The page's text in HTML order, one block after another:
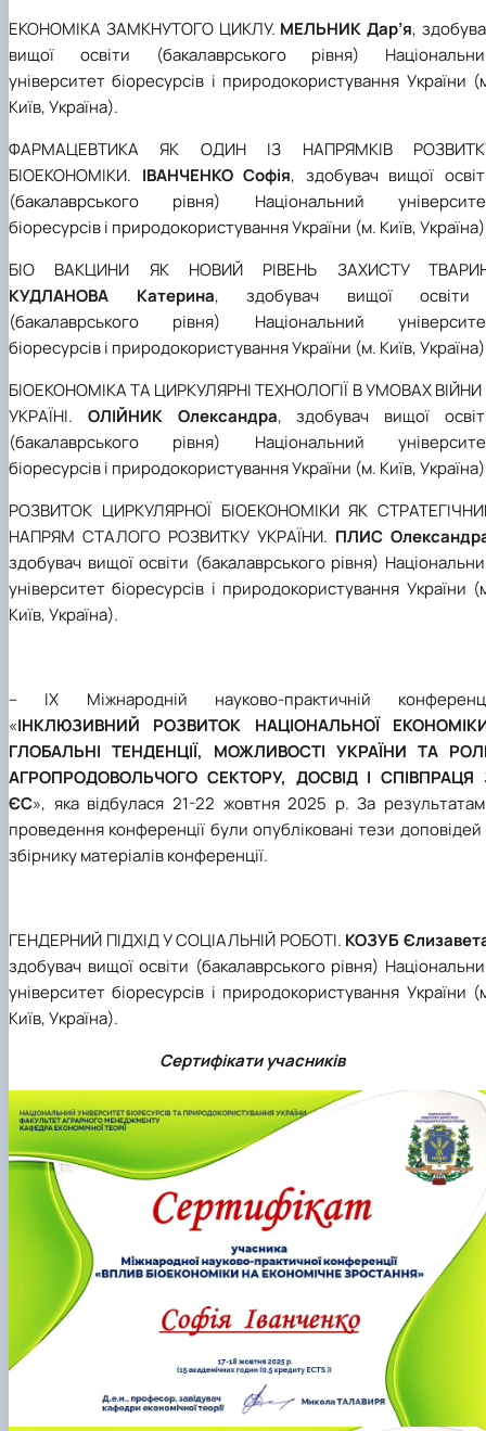
ЕКОНОМІКА ЗАМКНУТОГО ЦИКЛУ. МЕЛЬНИК Дар’я,
вищої освіти (бакалаврського рівня)
університет біоресурсів і природокористування України
Київ, Україна).
ФАРМАЦЕВТИКА ЯК ОДИН ІЗ НАПРЯМКІВ
БІОЕКОНОМІКИ. ІВАНЧЕНКО Софія, здобувач вищої
(бакалаврського рівня) Національний
біоресурсів і природокористування України (м. Київ,
БІО ВАКЦИНИ ЯК НОВИЙ РІВЕНЬ ЗАХИСТУ
КУДЛАНОВА Катерина, здобувач вищої освіти
(бакалаврського рівня) Національний
біоресурсів і природокористування України (м. Київ,
БІОЕКОНОМІКА ТА ЦИРКУЛЯРНІ ТЕХНОЛОГІЇ В УМОВАХ ВІЙНИ
УКРАЇНІ. ОЛІЙНИК Олександра, здобувач вищої
(бакалаврського рівня) Національний
біоресурсів і природокористування України (м. Київ,
РОЗВИТОК ЦИРКУЛЯРНОЇ БІОЕКОНОМІКИ ЯК
НАПРЯМ СТАЛОГО РОЗВИТКУ УКРАЇНИ. ПЛИС
здобувач вищої освіти (бакалаврського рівня)
університет біоресурсів і природокористування України
Київ, Україна).
– IХ Міжнародній науково-практичній
«ІНКЛЮЗИВНИЙ РОЗВИТОК НАЦІОНАЛЬНОЇ
ГЛОБАЛЬНІ ТЕНДЕНЦІЇ, МОЖЛИВОСТІ УКРАЇНИ ТА
АГРОПРОДОВОЛЬЧОГО СЕКТОРУ, ДОСВІД І СПІВПРАЦЯ
ЄС», яка відбулася 21-22 жовтня 2025 р. За
проведення конференції були опубліковані тези доповідей
збірнику матеріалів конференції.
ГЕНДЕРНИЙ ПІДХІД У СОЦІАЛЬНІЙ РОБОТІ. КОЗУБ
здобувач вищої освіти (бакалаврського рівня)
університет біоресурсів і природокористування України
Київ, Україна).
Сертифікати учасників